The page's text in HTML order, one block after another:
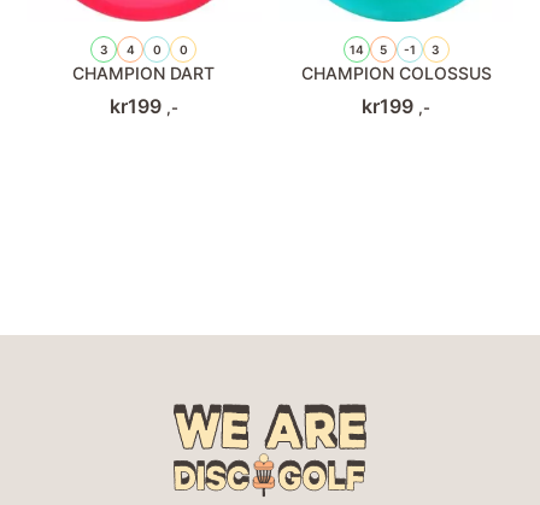
3 4 0 0
CHAMPION DART
kr199 ,-
14 5 -1 3
CHAMPION COLOSSUS
kr199 ,-